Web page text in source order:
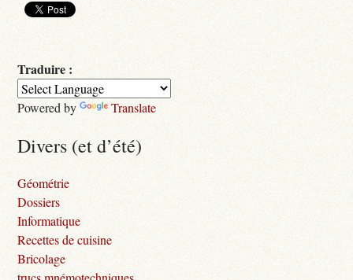
Traduire :
Powered by Translate
Divers (et d’été)
Géométrie
Dossiers
Informatique
Recettes de cuisine
Bricolage